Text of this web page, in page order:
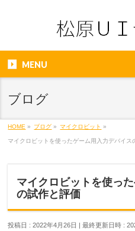
MENU
ブログ
HOME » ブログ » マイクロビット »
マイクロビットを使ったゲーム用入力デバイス
マイクロビットを使っ
の試作と評価
投稿日 : 2022年4月26日 最終更新日時 :